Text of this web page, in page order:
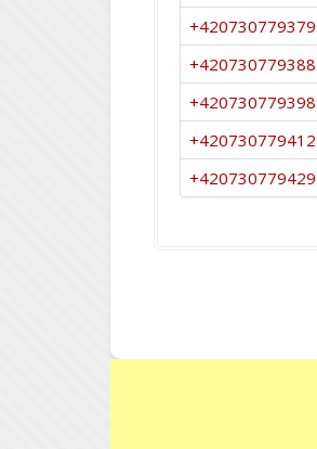
+420730779379
+420730779388
+420730779398
+420730779412
+420730779429